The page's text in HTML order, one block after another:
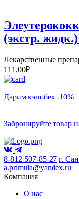
(экстр.
Лекарственные
111,00₽
Дарим кэш-бек -10%
Забронируйте товар
8-812-507-85-27 г.
a.primula@yandex.ru
Компания
О нас